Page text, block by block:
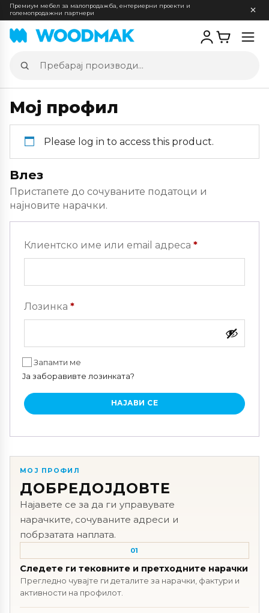
Премиум мебел за малопродажба, ентериерни проекти и
големопродажни партнери
Пребарај
производи
Мој профил
Please log in to access this product.
Влез
Пристапете до сочуваните податоци и
најновите нарачки.
Клиентско име или email адреса *
Лозинка *Задолжително
Запамти ме
Ја заборавивте лозинката?
НАЈАВИ СЕ
МОЈ ПРОФИЛ
ДОБРЕДОЈДОВТЕ
Најавете се за да ги управувате
нарачките, сочуваните адреси и
побрзатата наплата.
01
Следете ги тековните и претходните нарачки
Прегледно чувајте ги деталите за нарачки, фактури и
активности на профилот.